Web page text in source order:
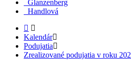
Glanzenberg
Handlová
Kalendár
Podujatia
Zrealizované podujatia v roku